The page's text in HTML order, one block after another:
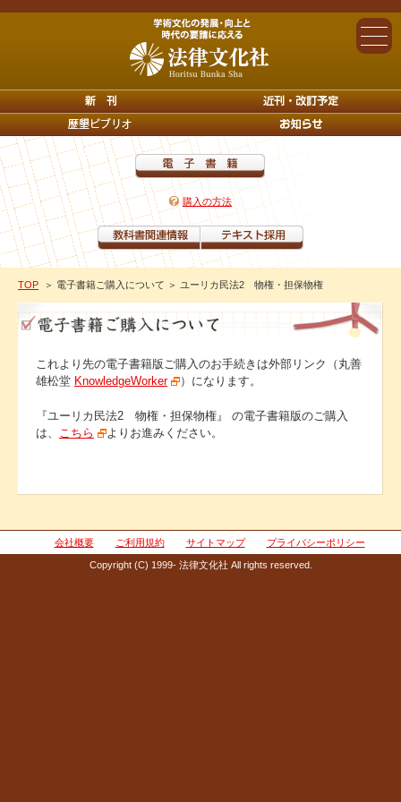
購入の方法
TOP ＞ 電子書籍ご購入について ＞ ユーリカ民法2 物権・担保物権
これより先の電子書籍版ご購入のお手続きは外部リンク（丸善
雄松堂 KnowledgeWorker ）になります。
『ユーリカ民法2 物権・担保物権』 の電子書籍版のご購入
は、
こちら よりお進みください。
会社概要 ご利用規約 サイトマップ プライバシーポリシー
Copyright (C) 1999- 法律文化社 All rights reserved.